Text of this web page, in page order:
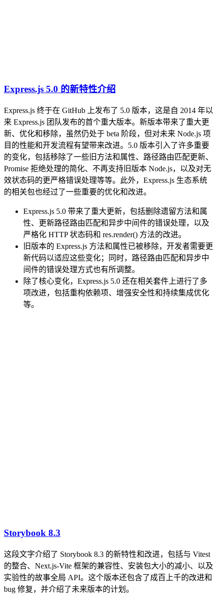
Express.js 5.0 的新特性介绍
Express.js 终于在 GitHub 上发布了 5.0 版本，这是自 2014 年以
来 Express.js 团队发布的首个重大版本。新版本带来了重大更
新、优化和移除，虽然仍处于 beta 阶段，但对未来 Node.js 项
目的性能和开发流程有望带来改进。5.0 版本引入了许多重要
的变化，包括移除了一些旧方法和属性、路径路由匹配更新、
Promise 拒绝处理的简化、不再支持旧版本 Node.js，以及对无
效状态码的更严格错误处理等等。此外，Express.js 生态系统
的相关包也经过了一些重要的优化和改进。
Express.js 5.0 带来了重大更新，包括删除遗留方法和属
性、更新路径路由匹配和异步中间件的错误处理，以及
严格化 HTTP 状态码和 res.render() 方法的改进。
旧版本的 Express.js 方法和属性已被移除，开发者需要更
新代码以适应这些变化；同时，路径路由匹配和异步中
间件的错误处理方式也有所调整。
除了核心变化，Express.js 5.0 还在相关套件上进行了多
项改进，包括重构依赖项、增强安全性和持续集成优化
等。
Storybook 8.3
这段文字介绍了 Storybook 8.3 的新特性和改进，包括与 Vitest
的整合、Next.js-Vite 框架的兼容性、安装包大小的减小、以及
实验性的故事全局 API。这个版本还包含了成百上千的改进和
bug 修复，并介绍了未来版本的计划。